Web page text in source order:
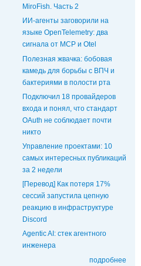
MiroFish. Часть 2
ИИ-агенты заговорили на
языке OpenTelemetry: два
сигнала от MCP и Otel
Полезная жвачка: бобовая
камедь для борьбы с ВПЧ и
бактериями в полости рта
Подключил 18 провайдеров
входа и понял, что стандарт
OAuth не соблюдает почти
никто
Управление проектами: 10
самых интересных публикаций
за 2 недели
[Перевод] Как потеря 17%
сессий запустила цепную
реакцию в инфраструктуре
Discord
Agentic AI: стек агентного
инженера
подробнее